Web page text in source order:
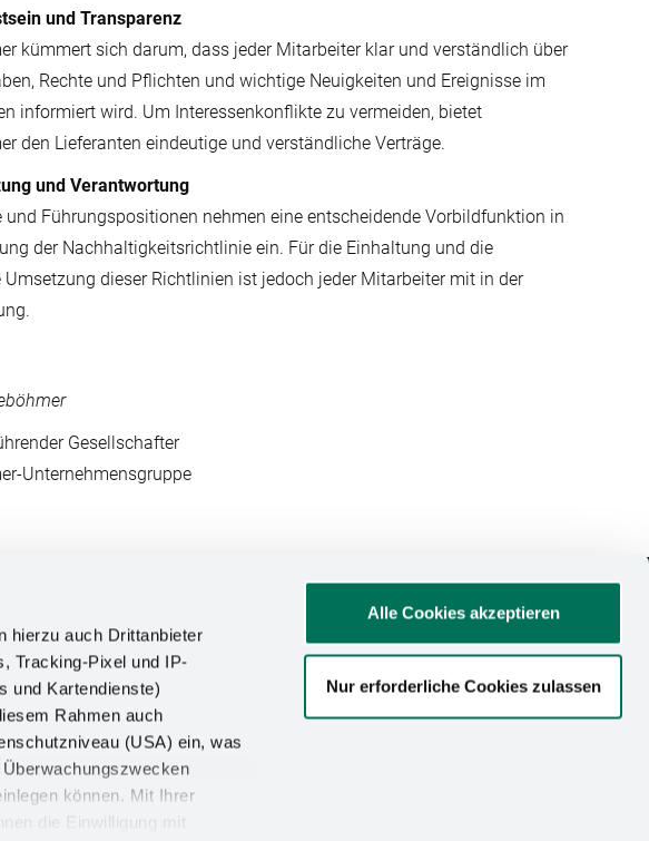
hierzu auch Drittanbieter
Tracking-Pixel und IP-
und Kartendienste)
Rahmen auch
(USA) ein, was
können. Mit Ihrer
die Einwilligung mit
Alle Cookies akzeptieren
Nur erforderliche Cookies zulassen
und Transparenz
kümmert sich darum, dass jeder Mitarbeiter klar und verständlich über
Rechte und Pflichten und wichtige Neuigkeiten und Ereignisse im
informiert wird. Um Interessenkonflikte zu vermeiden, bietet
den Lieferanten eindeutige und verständliche Verträge.
und Verantwortung
und Führungspositionen nehmen eine entscheidende Vorbildfunktion in
der Nachhaltigkeitsrichtlinie ein. Für die Einhaltung und die
Umsetzung dieser Richtlinien ist jedoch jeder Mitarbeiter mit in der
Gesellschafter
Unternehmensgruppe
INFOS FOLGT UNS